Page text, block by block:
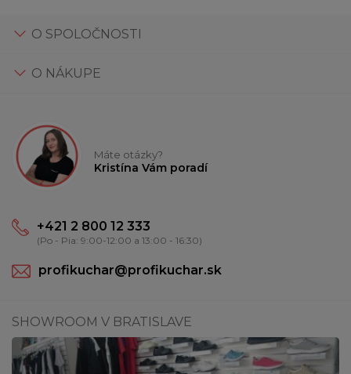
O SPOLOČNOSTI
O NÁKUPE
Máte otázky?
Kristína Vám poradí
+421 2 800 12 333
(Po - Pia: 9:00-12:00 a 13:00 - 16:30)
profikuchar@profikuchar.sk
SHOWROOM V BRATISLAVE